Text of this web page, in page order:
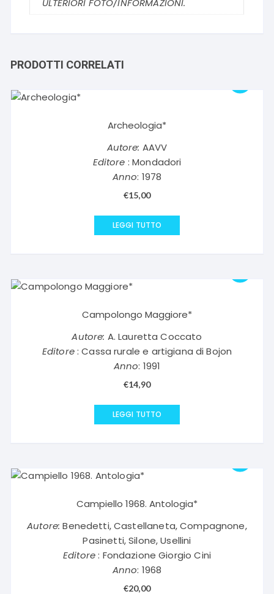
ULTERIORI FOTO/INFORMAZIONI.
PRODOTTI CORRELATI
Archeologia*
Autore: AAVV
Editore : Mondadori
Anno: 1978
€15,00
LEGGI TUTTO
Campolongo Maggiore*
Autore: A. Lauretta Coccato
Editore: Cassa rurale e artigiana di Bojon
Anno: 1991
€14,90
LEGGI TUTTO
Campiello 1968. Antologia*
Autore: Benedetti, Castellaneta, Compagnone,
Pasinetti, Silone, Usellini
Editore: Fondazione Giorgio Cini
Anno: 1968
€20,00